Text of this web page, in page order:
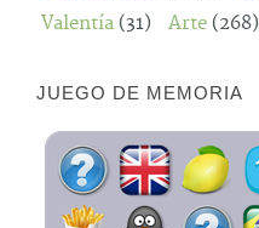
Valentía (31) Arte (268)
JUEGO DE MEMORIA